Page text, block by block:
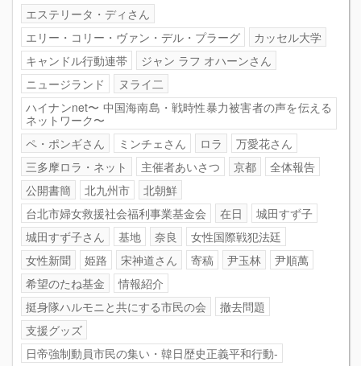
エステリータ・ディさん
エリー・コリー・ヴァン・デル・プラーグ
カッセル大学
キャンドル行動連帯
ジャン ラフ オハーンさん
ニュージランド
ヌライ二
ハイナンnet〜 中国海南島・戦時性暴力被害者の声を伝える
ネットワーク〜
ペ・ポンギさん
ミンチェさん ロラ
万愛花さん
三多摩ロラ・ネット
主催者あいさつ 京都
全体報告
公開書簡
北九州市
北朝鮮
台北市婦女救援社会福利事業基金会
在日
城田すず子
城田すず子さん
基地 奈良
女性国際戦犯法廷
女性新聞
姫路 宋神道さん 寄稿 尹玉林
尹順萬
希望のたね基金
情報紹介
挺身隊ハルモニと共にする市民の会
撤去問題
支援グッズ
日帝強制動員市民の集い・韓日歴史正義平和行動-